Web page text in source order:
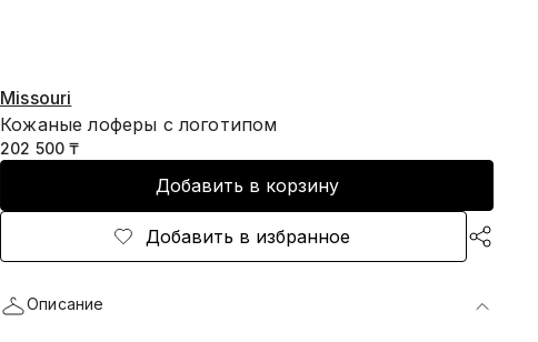
Missouri
Кожаные лоферы с логотипом
202 500 ₸
Добавить в корзину
Добавить в избранное
Описание